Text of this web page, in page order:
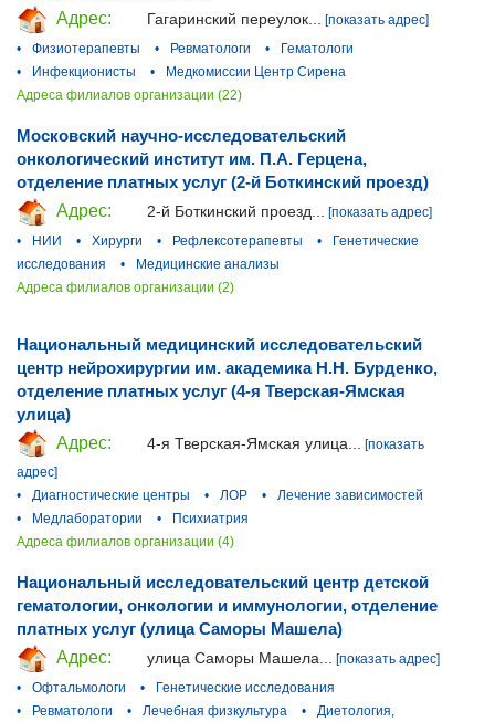
Адрес:
Гагаринский переулок...
[показать адрес]
•
Физиотерапевты • Ревматологи •
Гематологи
•
Инфекционисты •
Медкомиссии Центр Сирена
Адреса филиалов организации (22)
Московский научно-исследовательский
онкологический институт им. П.А. Герцена,
отделение платных услуг (2-й Боткинский проезд)
Адрес:
2-й Боткинский проезд...
[показать адрес]
•
НИИ • Хирурги • Рефлексотерапевты •
Генетические
исследования
•
Медицинские анализы
Адреса филиалов организации (2)
Национальный медицинский исследовательский
центр нейрохирургии им. академика Н.Н. Бурденко,
отделение платных услуг (4-я Тверская-Ямская
улица)
Адрес:
4-я Тверская-Ямская улица...
[показать
адрес]
•
Диагностические центры • ЛОР •
Лечение зависимостей
•
Медлаборатории •
Психиатрия
Адреса филиалов организации (4)
Национальный исследовательский центр детской
гематологии, онкологии и иммунологии, отделение
платных услуг (улица Саморы Машела)
Адрес:
улица Саморы Машела... [показать адрес]
•
Офтальмологи •
Генетические исследования
•
Ревматологи • Лечебная физкультура •
Диетология,